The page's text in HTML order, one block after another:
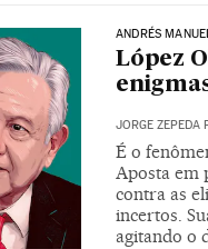
ANDRÉS
López
JORGE ZEPEDA
É o
Aposta em
contra as
incertos.
agitando o